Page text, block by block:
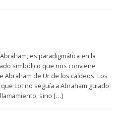
es paradigmática en la
simbólico que nos conviene
Abraham de Ur de los caldeos. Los
Lot no seguía a Abraham guiado
sino […]